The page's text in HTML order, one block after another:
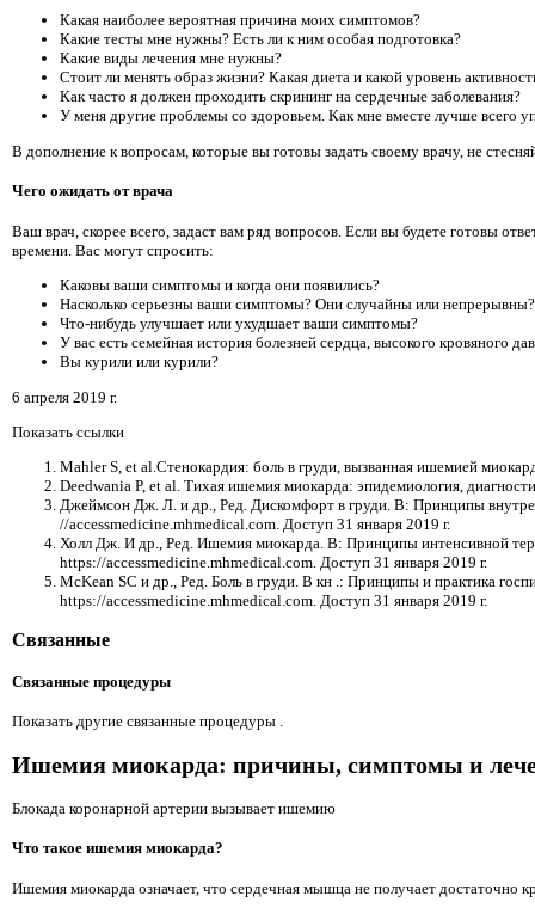
Какая наиболее вероятная причина моих симптомов?
Какие тесты мне нужны? Есть ли к ним особая подготовка?
Какие виды лечения мне нужны?
Стоит ли менять образ жизни? Какая диета и какой уровень
Как часто я должен проходить скрининг на сердечные заболевания?
У меня другие проблемы со здоровьем. Как мне вместе лучше всего
В дополнение к вопросам, которые вы готовы задать своему врачу, не
Чего ожидать от врача
Ваш врач, скорее всего, задаст вам ряд вопросов. Если вы будете готовы
времени. Вас могут спросить:
Каковы ваши симптомы и когда они появились?
Насколько серьезны ваши симптомы? Они случайны или непрерывны?
Что-нибудь улучшает или ухудшает ваши симптомы?
У вас есть семейная история болезней сердца, высокого кровяного
Вы курили или курили?
6 апреля 2019 г.
Показать ссылки
Mahler S, et al.Стенокардия: боль в груди, вызванная ишемией
Deedwania P, et al. Тихая ишемия миокарда: эпидемиология,
Джеймсон Дж. Л. и др., Ред. Дискомфорт в груди. В: Принципы
//accessmedicine.mhmedical.com. Доступ 31 января 2019 г.
Холл Дж. И др., Ред. Ишемия миокарда. В: Принципы интенсивной
https://accessmedicine.mhmedical.com. Доступ 31 января 2019 г.
McKean SC и др., Ред. Боль в груди. В кн .: Принципы и практика
https://accessmedicine.mhmedical.com. Доступ 31 января 2019 г.
Связанные
Связанные процедуры
Показать другие связанные процедуры .
Ишемия миокарда: причины, симптомы и
Блокада коронарной артерии вызывает ишемию
Что такое ишемия миокарда?
Ишемия миокарда означает, что сердечная мышца не получает достаточно